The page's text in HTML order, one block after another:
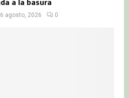
6 agosto, 2026 0